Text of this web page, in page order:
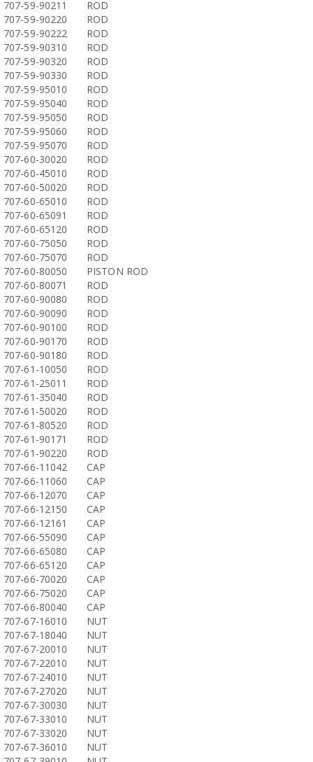
707-59-90211
ROD
707-59-90220
ROD
707-59-90222
ROD
707-59-90310
ROD
707-59-90320
ROD
707-59-90330
ROD
707-59-95010
ROD
707-59-95040
ROD
707-59-95050
ROD
707-59-95060
ROD
707-59-95070
ROD
707-60-30020
ROD
707-60-45010
ROD
707-60-50020
ROD
707-60-65010
ROD
707-60-65091
ROD
707-60-65120
ROD
707-60-75050
ROD
707-60-75070
ROD
707-60-80050
PISTON ROD
707-60-80071
ROD
707-60-90080
ROD
707-60-90090
ROD
707-60-90100
ROD
707-60-90170
ROD
707-60-90180
ROD
707-61-10050
ROD
707-61-25011
ROD
707-61-35040
ROD
707-61-50020
ROD
707-61-80520
ROD
707-61-90171
ROD
707-61-90220
ROD
707-66-11042
CAP
707-66-11060
CAP
707-66-12070
CAP
707-66-12150
CAP
707-66-12161
CAP
707-66-55090
CAP
707-66-65080
CAP
707-66-65120
CAP
707-66-70020
CAP
707-66-75020
CAP
707-66-80040
CAP
707-67-16010
NUT
707-67-18040
NUT
707-67-20010
NUT
707-67-22010
NUT
707-67-24010
NUT
707-67-27020
NUT
707-67-30030
NUT
707-67-33010
NUT
707-67-33020
NUT
707-67-36010
NUT